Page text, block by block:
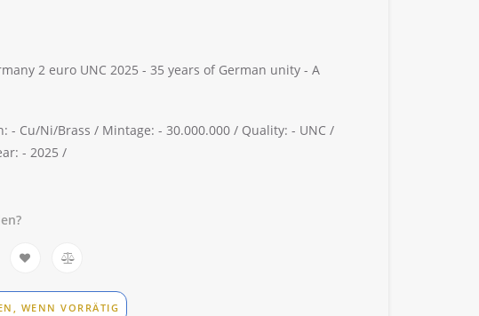
2 euro UNC 2025 - 35 years of German unity - A
- Cu/Ni/Brass / Mintage: - 30.000.000 / Quality: - UNC /
- 2025 /
WENN VORRÄTIG